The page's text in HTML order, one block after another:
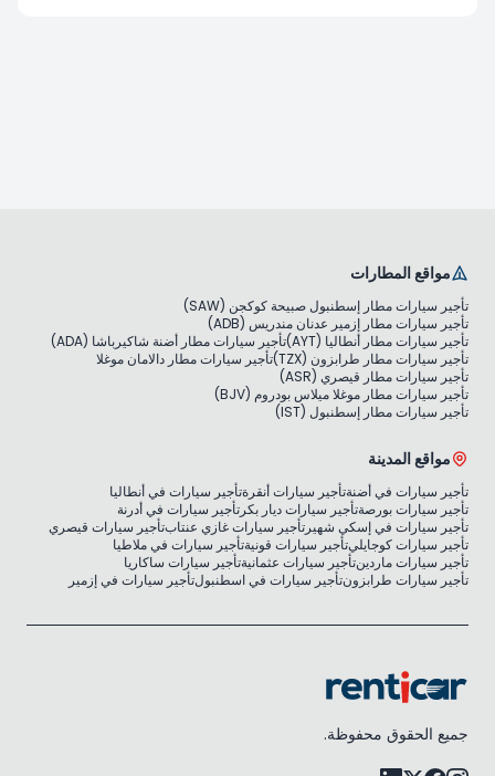
مواقع المطارات
تأجير سيارات مطار إسطنبول صبيحة كوكجن (SAW)
تأجير سيارات مطار إزمير عدنان مندريس (ADB)
تأجير سيارات مطار أنطاليا (AYT)
تأجير سيارات مطار أضنة شاكيرباشا (ADA)
تأجير سيارات مطار طرابزون (TZX)
تأجير سيارات مطار دالامان موغلا
تأجير سيارات مطار قيصري (ASR)
تأجير سيارات مطار موغلا ميلاس بودروم (BJV)
تأجير سيارات مطار إسطنبول (IST)
مواقع المدينة
تأجير سيارات في أضنةتأجير سيارات أنقرةتأجير سيارات في أنطاليا
تأجير سيارات بورصةتأجير سيارات ديار بكرتأجير سيارات في أدرنة
تأجير سيارات في إسكي شهيرتأجير سيارات غازي عنتابتأجير سيارات قيصري
تأجير سيارات كوجايليتأجير سيارات قونيةتأجير سيارات في ملاطيا
تأجير سيارات ماردينتأجير سيارات عثمانيةتأجير سيارات ساكاريا
تأجير سيارات طرابزونتأجير سيارات في اسطنبولتأجير سيارات في إزمير
جميع الحقوق محفوظة.